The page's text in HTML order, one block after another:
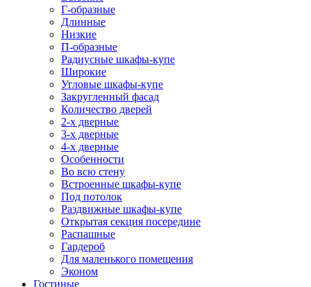
Г-образные
Длинные
Низкие
П-образные
Радиусные шкафы-купе
Широкие
Угловые шкафы-купе
Закругленный фасад
Количество дверей
2-х дверные
3-х дверные
4-х дверные
Особенности
Во всю стену
Встроенные шкафы-купе
Под потолок
Раздвижные шкафы-купе
Открытая секция посередине
Распашные
Гардероб
Для маленького помещения
Эконом
Гостиные